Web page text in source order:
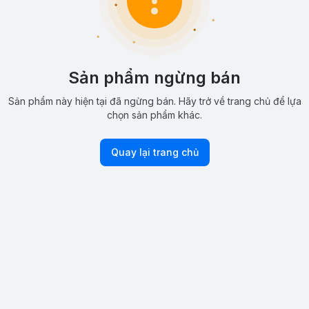
Sản phẩm ngừng bán
Sản phẩm này hiện tại đã ngừng bán. Hãy trở về trang chủ để lựa
chọn sản phẩm khác.
Quay lại trang chủ